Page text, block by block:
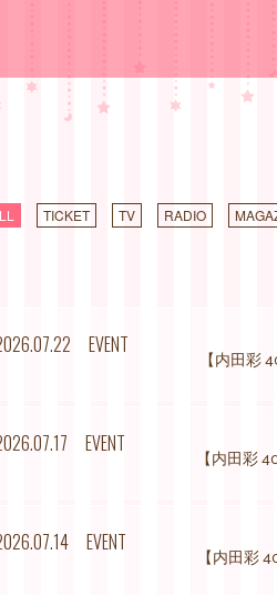
TICKET TV RADIO
EVENT
【内田彩
EVENT
【内田彩
EVENT
【内田彩